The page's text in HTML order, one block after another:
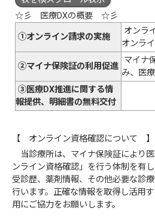
☆彡 医療DXの概要 ☆彡
①オンライン請求の実施
オンラ
オンラ
②マイナ保険証の利用促進
マイナ
み、医
③医療DX推進に関する情
報提供、明細書の無料交付
【 オンライン資格確認について 】
当診療所は、マイナ保険証により
ンライン資格確認」を行う体制を有
受診歴、薬剤情報、その他必要な診
行います。正確な情報を取得し活用
用にご協力をお